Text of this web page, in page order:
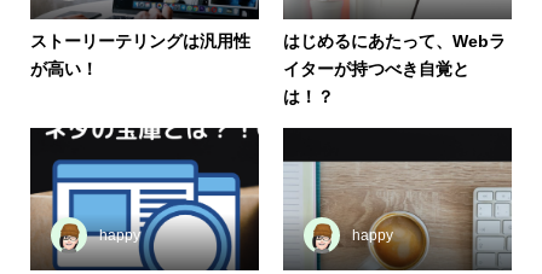
ストーリーテリングは汎用性
が高い！
はじめるにあたって、Webラ
イターが持つべき自覚と
は！？
happy happy